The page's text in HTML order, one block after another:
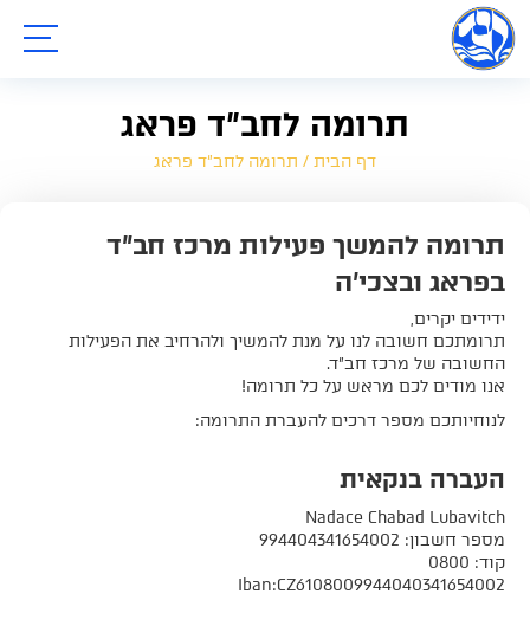
תפריט
תרומה לחב"ד פראג
דף הבית / תרומה לחב”ד פראג
תרומה להמשך פעילות מרכז חב"ד
בפראג ובצכי'ה
ידידים יקרים,
תרומתכם חשובה לנו על מנת להמשיך ולהרחיב את הפעילות
החשובה של מרכז חב"ד.
אנו מודים לכם מראש על כל תרומה!
לנוחיותכם מספר דרכים להעברת התרומה:
העברה בנקאית
Nadace Chabad Lubavitch
מספר חשבון: 994404341654002
קוד: 0800
Iban:CZ6108009944040341654002